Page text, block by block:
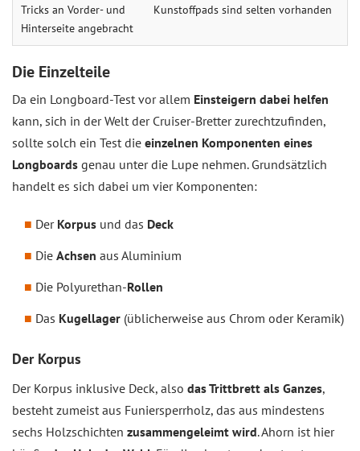
Tricks an Vorder- und
Hinterseite angebracht
Kunstoffpads sind selten vorhanden
Die Einzelteile
Da ein Longboard-Test vor allem Einsteigern dabei helfen
kann, sich in der Welt der Cruiser-Bretter zurechtzufinden,
sollte solch ein Test die einzelnen Komponenten eines
Longboards genau unter die Lupe nehmen. Grundsätzlich
handelt es sich dabei um vier Komponenten:
Der Korpus und das Deck
Die Achsen aus Aluminium
Die Polyurethan-Rollen
Das Kugellager (üblicherweise aus Chrom oder Keramik)
Der Korpus
Der Korpus inklusive Deck, also das Trittbrett als Ganzes,
besteht zumeist aus Funiersperrholz, das aus mindestens
sechs Holzschichten zusammengeleimt wird. Ahorn ist hier